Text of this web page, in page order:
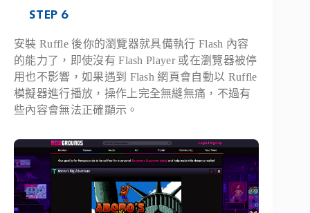
STEP 6
安裝 Ruffle 後你的瀏覽器就具備執行 Flash 內容
的能力了，即使沒有 Flash Player 或在瀏覽器被停
用也不影響，如果遇到 Flash 網頁會自動以 Ruffle
模擬器進行播放，操作上完全無縫無痛，不過有
些內容會無法正確顯示。